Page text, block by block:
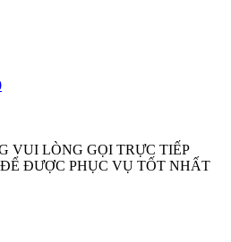
VUI LÒNG GỌI TRỰC TIẾP
ĐƯỢC PHỤC VỤ TỐT NHẤT